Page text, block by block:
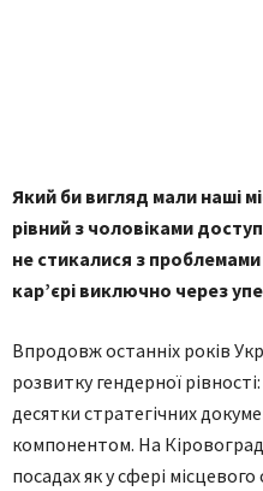
Який би вигляд мали наші
рівний з чоловіками
не стикалися з проблемами
кар’єрі виключно через
Впродовж останніх років
розвитку гендерної
десятки стратегічних
компонентом. На
посадах як у сфері